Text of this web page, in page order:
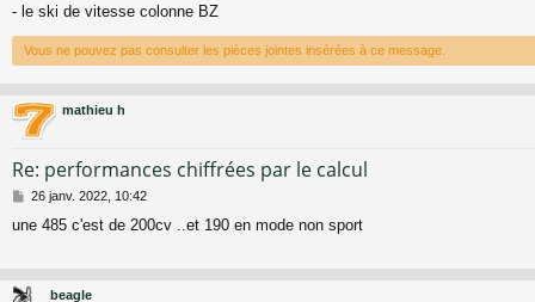
- le ski de vitesse colonne BZ
Vous ne pouvez pas consulter les pièces jointes insérées à ce message.
mathieu h
Re: performances chiffrées par le calcul
M
s
g
26 janv. 2022, 10:42
une 485 c'est de 200cv ..et 190 en mode non sport
beagle